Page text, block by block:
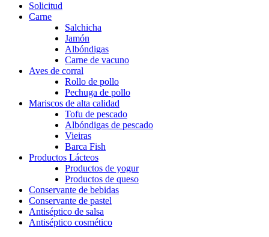
Solicitud
Carne
Salchicha
Jamón
Albóndigas
Carne de vacuno
Aves de corral
Rollo de pollo
Pechuga de pollo
Mariscos de alta calidad
Tofu de pescado
Albóndigas de pescado
Vieiras
Barca Fish
Productos Lácteos
Productos de yogur
Productos de queso
Conservante de bebidas
Conservante de pastel
Antiséptico de salsa
Antiséptico cosmético